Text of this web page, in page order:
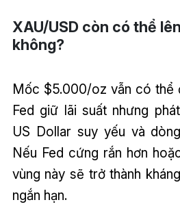
XAU/USD còn có thể
không?
Mốc $5.000/oz vẫn có thể
Fed giữ lãi suất nhưng
US Dollar suy yếu và
Nếu Fed cứng rắn hơn
vùng này sẽ trở thành
ngắn hạn.